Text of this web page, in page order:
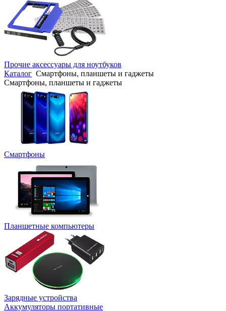
Прочие аксессуары для ноутбуков
Каталог Смартфоны, планшеты и гаджеты
Смартфоны, планшеты и гаджеты
Смартфоны
Планшетные компьютеры
Зарядные устройства
Аккумуляторы портативные